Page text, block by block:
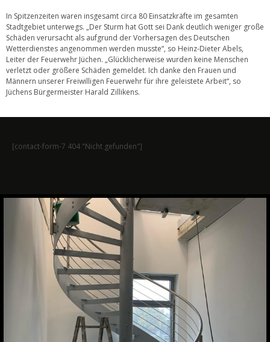
In Spitzenzeiten waren insgesamt circa 80 Einsatzkräfte im gesamten
Stadtgebiet unterwegs. „Der Sturm hat Gott sei Dank deutlich weniger große
Schäden verursacht als aufgrund der Vorhersagen des Deutschen
Wetterdienstes angenommen werden musste“, so Heinz-Dieter Abels,
Leiter der Feuerwehr Jüchen. „Glücklicherweise wurden keine Menschen
verletzt oder größere Schäden gemeldet. Ich danke den Frauen und
Männern unserer Freiwilligen Feuerwehr für ihre geleistete Arbeit“, so
Jüchens Bürgermeister Harald Zillikens.
[contact-form-7 404 "Nicht gefunden"]